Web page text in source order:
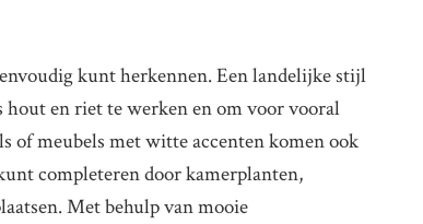
kunt herkennen. Een landelijke stijl
en riet te werken en om voor vooral
of meubels met witte accenten komen ook
completeren door kamerplanten,
Met behulp van mooie